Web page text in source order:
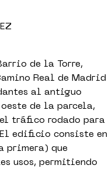
de la Torre,
Real de Madrid
al antiguo
de la parcela,
tráfico rodado para
edificio consiste en
primera) que
usos, permitiendo